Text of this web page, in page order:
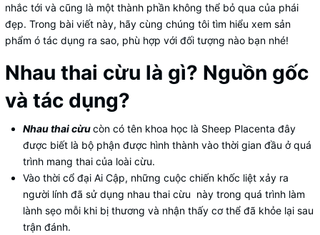
nhắc tới và cũng là một thành phần không thể bỏ qua của phái
đẹp. Trong bài viết này, hãy cùng chúng tôi tìm hiểu xem sản
phẩm ó tác dụng ra sao, phù hợp với đối tượng nào bạn nhé!
Nhau thai cừu là gì? Nguồn gốc
và tác dụng?
Nhau thai cừucòn có tên khoa học là Sheep Placenta đây
được biết là bộ phận được hình thành vào thời gian đầu ở quá
trình mang thai của loài cừu.
Vào thời cổ đại Ai Cập, những cuộc chiến khốc liệt xảy ra
người lính đã sử dụng nhau thai cừu này trong quá trình làm
lành sẹo mỗi khi bị thương và nhận thấy cơ thể đã khỏe lại sau
trận đánh.